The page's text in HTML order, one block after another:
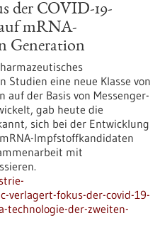
der COVID-19-
mRNA-
Generation
Studien eine neue Klasse von
der Basis von Messenger-
gab heute die
sich bei der Entwicklung
Impfstoffkandidaten
mit
fokus-der-covid-19-
technologie-der-zweiten-